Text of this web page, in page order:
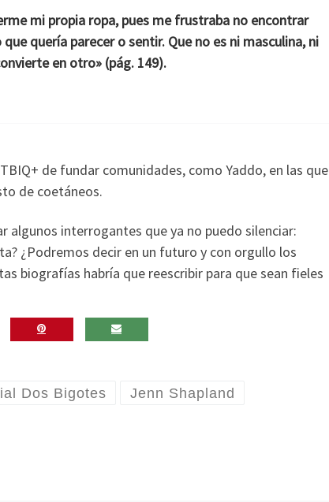
mi propia ropa, pues me frustraba no encontrar
quería parecer o sentir. Que no es ni masculina, ni
en otro» (pág. 149).
de fundar comunidades, como Yaddo, en las que
de coetáneos.
algunos interrogantes que ya no puedo silenciar:
¿Podremos decir en un futuro y con orgullo los
biografías habría que reescribir para que sean fieles
Dos Bigotes Jenn Shapland